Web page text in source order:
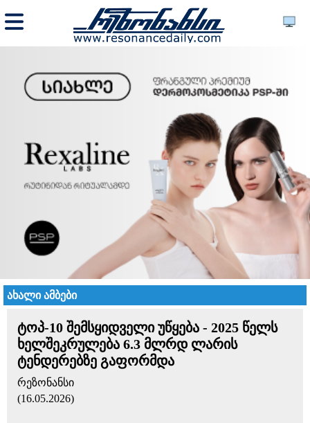
ახალი ამბები
ტოპ-10 შემსყიდველი უწყება - 2025 წელს
ხელშეკრულება 6.3 მლრდ ლარის
ტენდერებზე გაფორმდა
რეზონანსი
(16.05.2026)